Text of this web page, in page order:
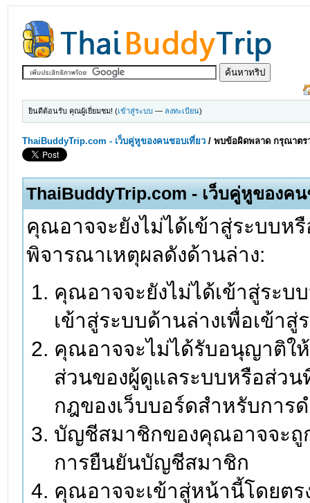
ยินดีต้อนรับ คุณผู้เยี่ยมชม! (เข้าสู่ระบบ — ลงทะเบียน)
ThaiBuddyTrip.com - เว็บคู่หูของคนชอบเที่ยว /พบข้อผิดพลาด กรุณาตร
ThaiBuddyTrip.com - เว็บคู่หูของค
คุณอาจจะยังไม่ได้เข้าสู่ระบบ
พิจารณาเหตุผลดังด้านล่าง:
คุณอาจจะยังไม่ได้เข้าสู่ระบ
เข้าสู่ระบบด้านล่างเพื่อเข้า
คุณอาจจะไม่ได้รับอนุญาติใ
ส่วนของผู้ดูแลระบบหรือส่ว
กฎของเว็บบอร์ดสำหรับการ
บัญชีสมาชิกของคุณอาจจะถู
การยืนยันบัญชีสมาชิก
คุณอาจจะเข้าสู่หน้านี้โดยต